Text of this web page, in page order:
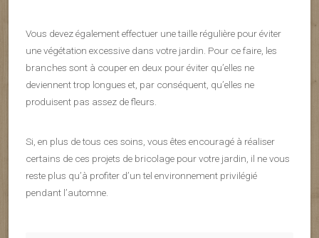
Vous devez également effectuer une taille régulière pour éviter
une végétation excessive dans votre jardin. Pour ce faire, les
branches sont à couper en deux pour éviter qu’elles ne
deviennent trop longues et, par conséquent, qu’elles ne
produisent pas assez de fleurs.
Si, en plus de tous ces soins, vous êtes encouragé à réaliser
certains de ces projets de bricolage pour votre jardin, il ne vous
reste plus qu’à profiter d’un tel environnement privilégié
pendant l’automne.